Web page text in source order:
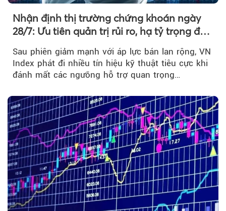
Nhận định thị trường chứng khoán ngày
28/7: Ưu tiên quản trị rủi ro, hạ tỷ trọng đòn
Sau phiên giảm mạnh với áp lực bán lan rộng, VN
Index phát đi nhiều tín hiệu kỹ thuật tiêu cực khi
đánh mất các ngưỡng hỗ trợ quan trọng…